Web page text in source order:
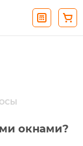
окнами?